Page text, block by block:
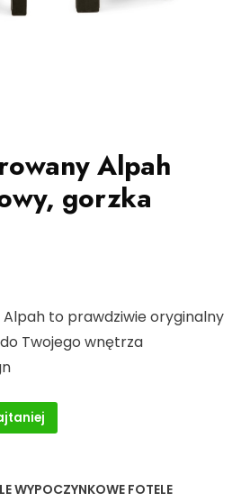
Alpah
gorzka
to prawdziwie oryginalny
Twojego wnętrza
WYPOCZYNKOWE FOTELE